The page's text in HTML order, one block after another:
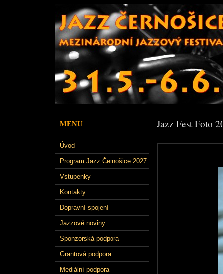
MENU
Úvod
Program Jazz Černošice 2027
Vstupenky
Kontakty
Dopravní spojení
Jazzové noviny
Sponzorská podpora
Grantová podpora
Mediální podpora
Jazz Fest Foto